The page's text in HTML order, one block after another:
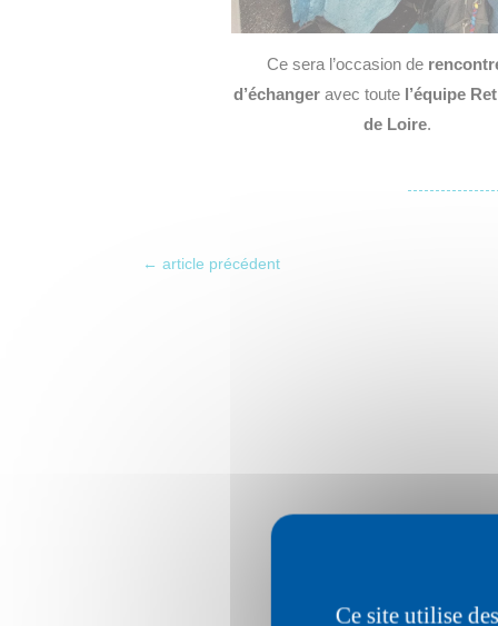
Ce site utilise
Ce sera l’occasion de
d’échangeravec toute l’équipe
de Loire.
← article précédent